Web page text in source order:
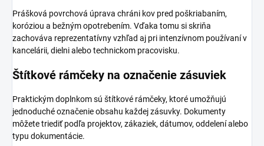
Prášková povrchová úprava chráni kov pred poškriabaním,
koróziou a bežným opotrebením. Vďaka tomu si skriňa
zachováva reprezentatívny vzhľad aj pri intenzívnom používaní v
kancelárii, dielni alebo technickom pracovisku.
Štítkové rámčeky na označenie zásuviek
Praktickým doplnkom sú štítkové rámčeky, ktoré umožňujú
jednoduché označenie obsahu každej zásuvky. Dokumenty
môžete triediť podľa projektov, zákaziek, dátumov, oddelení alebo
typu dokumentácie.